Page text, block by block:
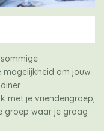
om jouw
met je vriendengroep,
groep waar je graag